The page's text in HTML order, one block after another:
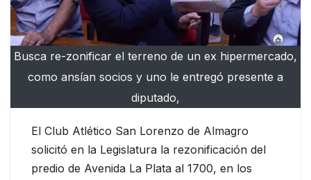
Busca re-zonificar el terreno de un ex hipermercado,
como ansían socios y uno le entregó presente a
diputado,
El Club Atlético San Lorenzo de Almagro
solicitó en la Legislatura la rezonificación del
predio de Avenida La Plata al 1700, en los